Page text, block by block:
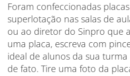
Foram confeccionadas
superlotação nas salas de
ou ao diretor do Sinpro que
uma placa, escreva com
ideal de alunos da sua
de fato. Tire uma foto da